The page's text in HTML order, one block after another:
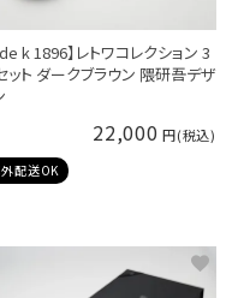
k 1896】レトワコレクション 3
ット ダークブラウン 隈研吾デザ
22,000
配送OK